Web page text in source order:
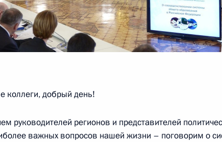
по вопросам совершенствования системы
назначен временно исполняющим
коллеги, добрый день!
руководителей регионов и представителей
важных вопросов нашей жизни – поговорим о